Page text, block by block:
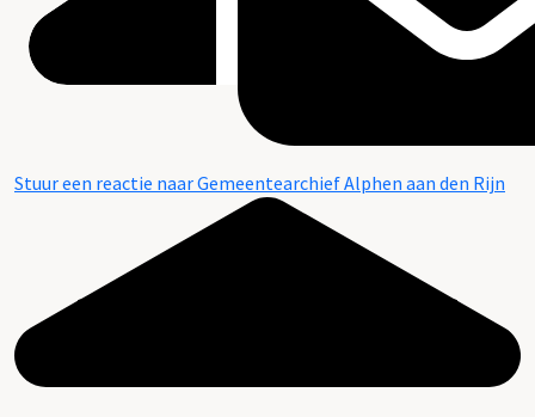
Stuur een reactie naar Gemeentearchief Alphen aan den Rijn